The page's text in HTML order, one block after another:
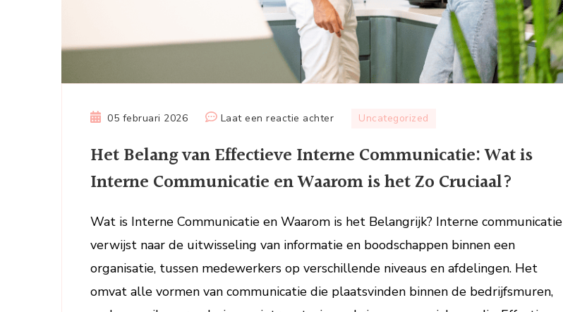
05 februari 2026 Laat een reactie achterop
Belang
Effectieve
Communicatie:
Wat
is
Communicatie
Uncategorized
Het Belang van Effectieve Interne Communicatie: Wat is
Interne Communicatie en Waarom is het Zo Cruciaal?
Wat is Interne Communicatie en Waarom is het Belangrijk? Interne communicatie
verwijst naar de uitwisseling van informatie en boodschappen binnen een
organisatie, tussen medewerkers op verschillende niveaus en afdelingen. Het
omvat alle vormen van communicatie die plaatsvinden binnen de bedrijfsmuren,